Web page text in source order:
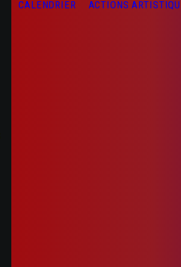
CALENDRIER ACTIONS